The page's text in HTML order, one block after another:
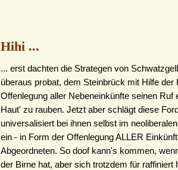
Hihi ...
... erst dachten die Strategen von
überaus probat, dem Steinbrück mit Hilfe der
Offenlegung aller Nebeneinkünfte seinen Ruf
Haut' zu rauben. Jetzt aber schlägt diese
universalisiert bei ihnen selbst im
ein - in Form der Offenlegung ALLER
Abgeordneten. So doof kann's kommen,
der Birne hat, aber sich trotzdem für raffiniert